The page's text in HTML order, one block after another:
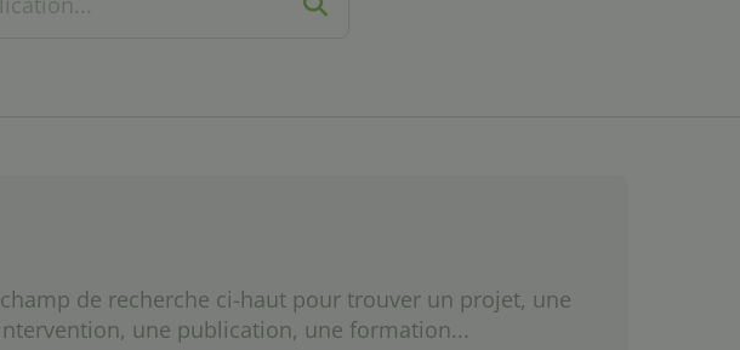
de recherche ci-haut pour trouver un projet, une
intervention, une publication, une formation...